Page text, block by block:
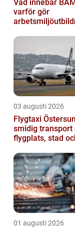
Vad innebär
varför gör
03 augusti 2026
Flygtaxi
smidig transport
flygplats, stad
01 augusti 2026